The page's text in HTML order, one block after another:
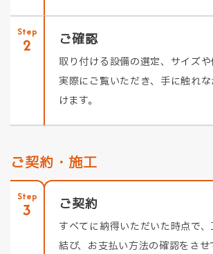
Step
2 ご確認
取り付ける設備の選定、サイズや
実際にご覧いただき、手に触れ
けます。
ご契約・施工
Step
3 ご契約
すべてに納得いただいた時点で
結び、お支払い方法の確認をさせ